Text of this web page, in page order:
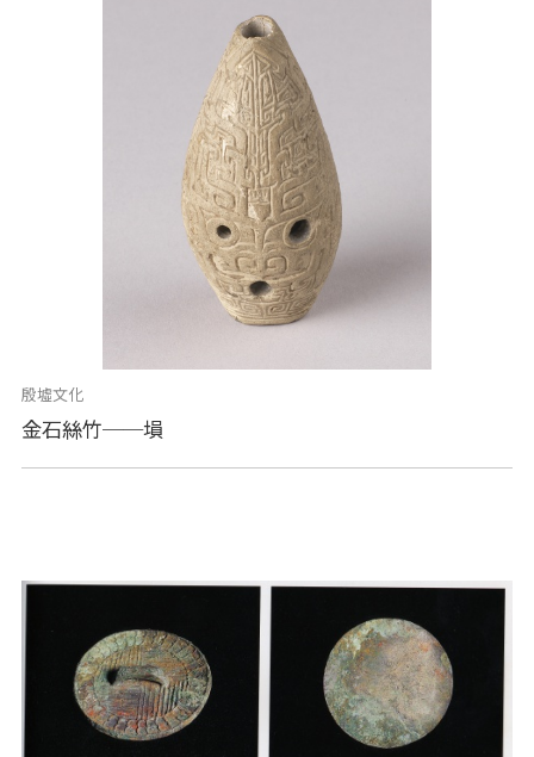
殷墟文化
金石絲竹──塤